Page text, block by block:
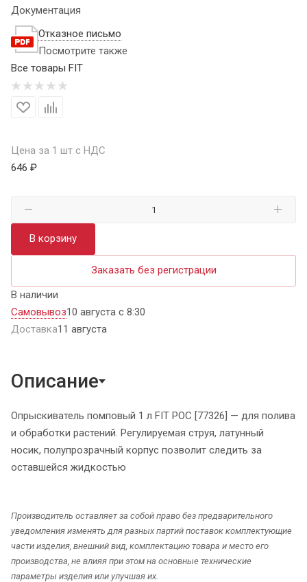
Документация
Отказное письмо
Посмотрите также
Все товары FIT
Цена за 1 шт с НДС
646 ₽
В корзину
Заказать без регистрации
В наличии
Самовывоз10 августа с 8:30
Доставка11 августа
Описание
Опрыскиватель помповый 1 л FIT РОС [77326] — для полива
и обработки растений. Регулируемая струя, латунный
носик, полупрозрачный корпус позволит следить за
оставшейся жидкостью
Производитель оставляет за собой право без предварительного
уведомления изменять для разных партий поставок комплектующие
части изделия, внешний вид, комплектацию товара и место его
производства, не влияя при этом на основные технические
параметры изделия или улучшая их.